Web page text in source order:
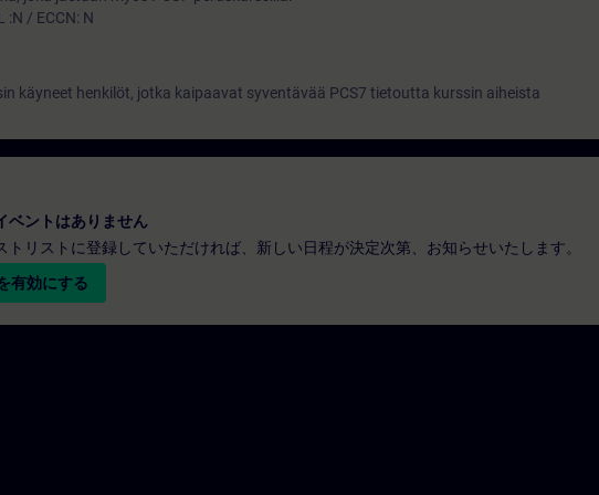
/ ECCN: N
käyneet henkilöt, jotka kaipaavat syventävää PCS7 tietoutta kurssin aiheista
ベントはありません
トリストに登録していただければ、新しい日程が決定次第、お知らせいたします。
有効にする